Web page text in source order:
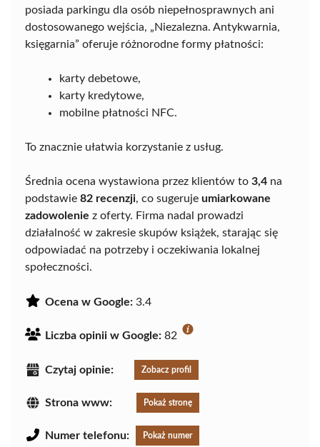
posiada parkingu dla osób niepełnosprawnych ani
dostosowanego wejścia, „Niezalezna. Antykwarnia,
księgarnia” oferuje różnorodne formy płatności:
karty debetowe,
karty kredytowe,
mobilne płatności NFC.
To znacznie ułatwia korzystanie z usług.
Średnia ocena wystawiona przez klientów to 3,4 na
podstawie 82 recenzji, co sugeruje umiarkowane
zadowolenie z oferty. Firma nadal prowadzi
działalność w zakresie skupów książek, starając się
odpowiadać na potrzeby i oczekiwania lokalnej
społeczności.
Ocena w Google: 3.4
Liczba opinii w Google: 82
Czytaj opinie: Zobacz profil
Strona www: Pokaż stronę
Numer telefonu: Pokaż numer